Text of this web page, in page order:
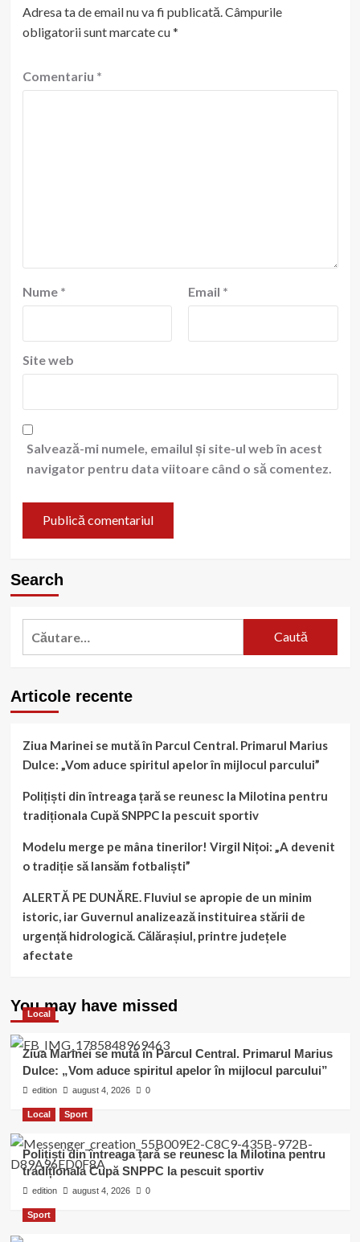
Adresa ta de email nu va fi publicată.Câmpurile
obligatorii sunt marcate cu*
Comentariu *
Nume * Email *
Site web
Salvează-mi numele, emailul și site-ul web în acest
navigator pentru data viitoare când o să comentez.
Search
Caută
Articole recente
Ziua Marinei se mută în Parcul Central. Primarul Marius
Dulce: „Vom aduce spiritul apelor în mijlocul parcului”
Polițiști din întreaga țară se reunesc la Milotina pentru
tradiționala Cupă SNPPC la pescuit sportiv
Modelu merge pe mâna tinerilor! Virgil Nițoi: „A devenit
o tradiție să lansăm fotbaliști”
ALERTĂ PE DUNĂRE. Fluviul se apropie de un minim
istoric, iar Guvernul analizează instituirea stării de
urgență hidrologică. Călărașiul, printre județele
afectate
You may have missed
Local
Ziua Marinei se mută în Parcul Central. Primarul Marius
Dulce: „Vom aduce spiritul apelor în mijlocul parcului”
edition august 4, 2026 0
Local Sport
Polițiști din întreaga țară se reunesc la Milotina pentru
tradiționala Cupă SNPPC la pescuit sportiv
edition august 4, 2026 0
Sport